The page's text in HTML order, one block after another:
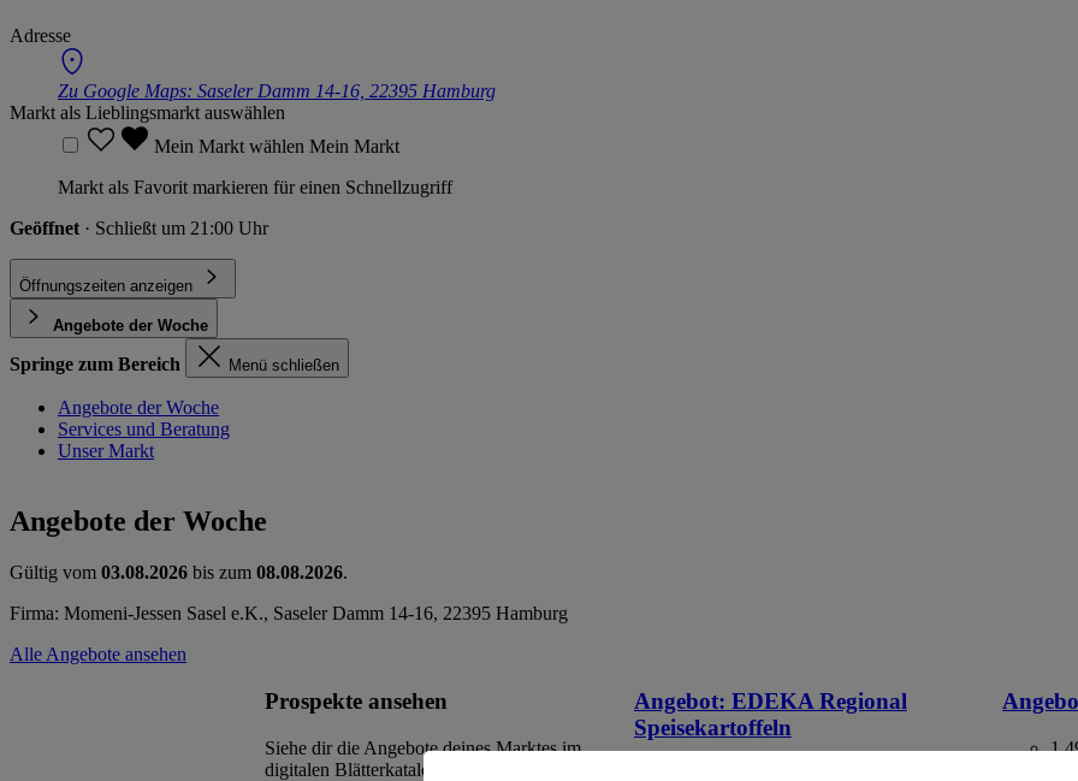
Adresse
Zu Google Maps: Saseler Damm 14-16, 22395 Hamburg
Markt als Lieblingsmarkt auswählen
Mein Markt wählen Mein Markt
Markt als Favorit markieren für einen Schnellzugriff
Geöffnet · Schließt um 21:00 Uhr
Öffnungszeiten anzeigen
Angebote der Woche
Springe zum Bereich Menü schließen
Angebote der Woche
Services und Beratung
Unser Markt
Angebote der Woche
Gültig vom 03.08.2026 bis zum 08.08.2026.
Firma: Momeni-Jessen Sasel e.K., Saseler Damm 14-16, 22395 Hamburg
Alle Angebote ansehen
Prospekte ansehen
Siehe dir die Angebote deines Marktes im
digitalen Blätterkatalog an.
Angebot: EDEKA Regional
Speisekartoffeln